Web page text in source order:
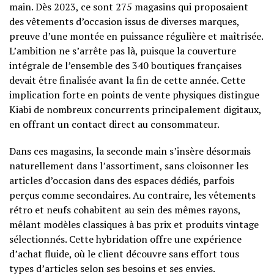
main. Dès 2023, ce sont 275 magasins qui proposaient
des vêtements d’occasion issus de diverses marques,
preuve d’une montée en puissance régulière et maîtrisée.
L’ambition ne s’arrête pas là, puisque la couverture
intégrale de l’ensemble des 340 boutiques françaises
devait être finalisée avant la fin de cette année. Cette
implication forte en points de vente physiques distingue
Kiabi de nombreux concurrents principalement digitaux,
en offrant un contact direct au consommateur.
Dans ces magasins, la seconde main s’insère désormais
naturellement dans l’assortiment, sans cloisonner les
articles d’occasion dans des espaces dédiés, parfois
perçus comme secondaires. Au contraire, les vêtements
rétro et neufs cohabitent au sein des mêmes rayons,
mêlant modèles classiques à bas prix et produits vintage
sélectionnés. Cette hybridation offre une expérience
d’achat fluide, où le client découvre sans effort tous
types d’articles selon ses besoins et ses envies.